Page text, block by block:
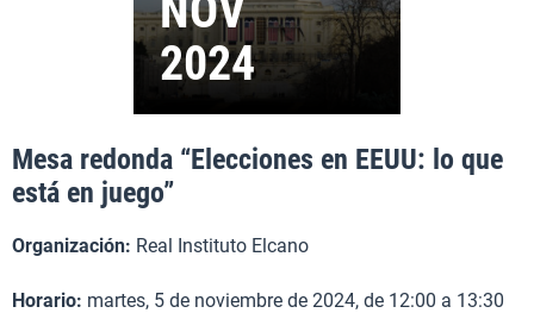
Mesa redonda “Elecciones en EEUU: lo que
está en juego”
Organización: Real Instituto Elcano
Horario: martes, 5 de noviembre de 2024, de 12:00 a 13:30